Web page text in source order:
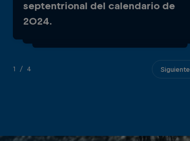
septentrional del calendario de
2024.
más larga de la historia de las
Series Mundiales, ¡con 30 m!
1/4 Siguiente